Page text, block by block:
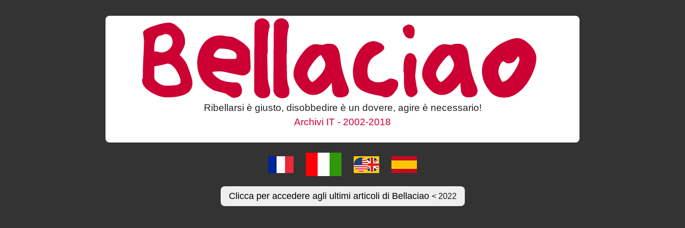
Ribellarsi è giusto, disobbedire è un dovere, agire è necessario!
Archivi IT - 2002-2018
Clicca per accedere agli ultimi articoli di Bellaciao < 2022